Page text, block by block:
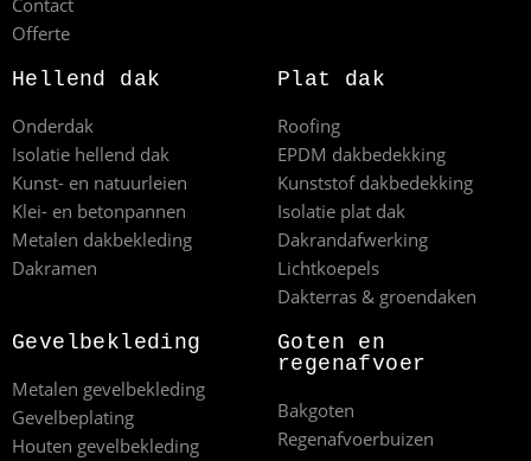
Offerte
Hellend dak
Onderdak
Isolatie hellend dak
Kunst- en natuurleien
Klei- en betonpannen
Metalen dakbekleding
Dakramen
Plat dak
Roofing
EPDM dakbedekking
Kunststof dakbedekking
Isolatie plat dak
Dakrandafwerking
Lichtkoepels
Dakterras & groendaken
Gevelbekleding
Metalen gevelbekleding
Gevelbeplating
Houten gevelbekleding
Goten en
regenafvoer
Bakgoten
Regenafvoerbuizen